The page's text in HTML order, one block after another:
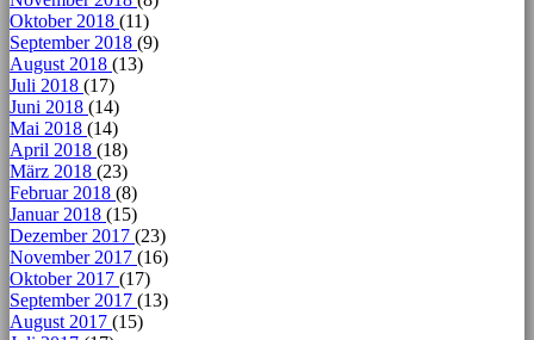
Oktober 2018 (11)
September 2018 (9)
August 2018 (13)
Juli 2018 (17)
Juni 2018 (14)
Mai 2018 (14)
April 2018 (18)
März 2018 (23)
Februar 2018 (8)
Januar 2018 (15)
Dezember 2017 (23)
November 2017 (16)
Oktober 2017 (17)
September 2017 (13)
August 2017 (15)